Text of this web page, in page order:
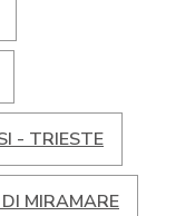
- TRIESTE
MIRAMARE